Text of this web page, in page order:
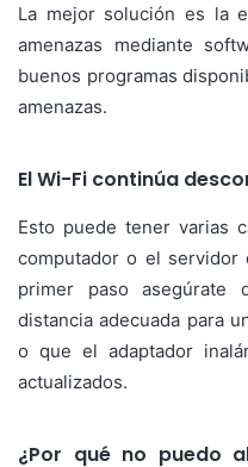
La mejor solución es la
amenazas mediante
buenos programas
amenazas.
El Wi-Fi continúa
Esto puede tener varias
computador o el
primer paso
distancia adecuada para
o que el adaptador
actualizados.
¿Por qué no puedo